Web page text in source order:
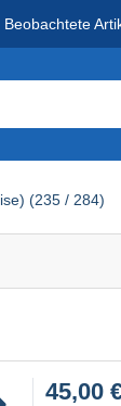
Beobachtete
(235 / 284)
45,00